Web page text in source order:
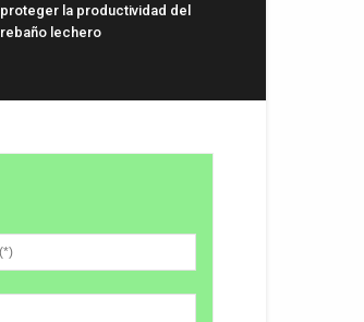
proteger la productividad del
rebaño lechero